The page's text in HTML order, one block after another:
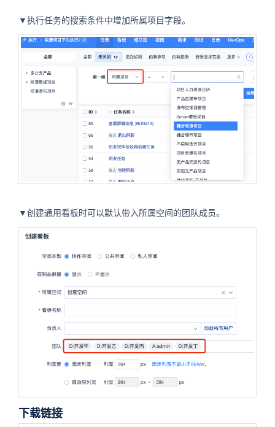
▼执行任务的搜索条件中增加所属项目字段。
▼创建通用看板时可以默认带入所属空间的团队成员。
下载链接